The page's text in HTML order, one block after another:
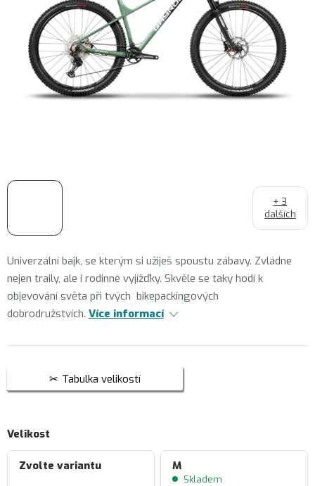
Univerzální bajk, se kterým si užiješ spoustu zábavy. Zvládne
nejen traily, ale i rodinné vyjížďky. Skvěle se taky hodí k
objevování světa při tvých bikepackingových
dobrodružstvích. Více informací
Tabulka velikostí
Velikost
Zvolte variantu M
Skladem
+ 3
dalších